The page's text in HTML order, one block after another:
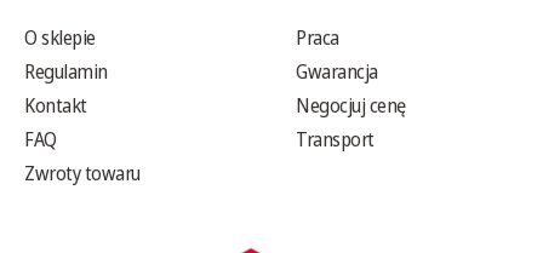
O sklepie
Regulamin
Kontakt
FAQ
Zwroty towaru
Praca
Gwarancja
Negocjuj cenę
Transport